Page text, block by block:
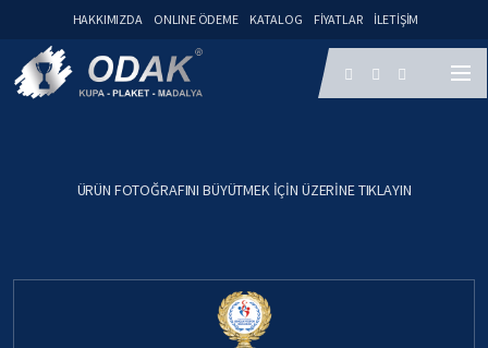
HAKKIMIZDA ONLINE ÖDEME KATALOG FIYATLAR İLETIŞIM
ÜRÜN FOTOĞRAFINI BÜYÜTMEK IÇIN ÜZERINE TIKLAYIN